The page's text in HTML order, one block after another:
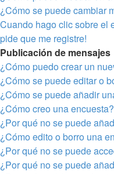
¿Cómo se puede cambiar
Cuando hago clic sobre el
pide que me registre!
Publicación de mensajes
¿Cómo puedo crear un
¿Cómo se puede editar o
¿Cómo se puede añadir
¿Cómo creo una encuesta?
¿Por qué no se puede
¿Cómo edito o borro una
¿Por qué no se puede
¿Por qué no se puede